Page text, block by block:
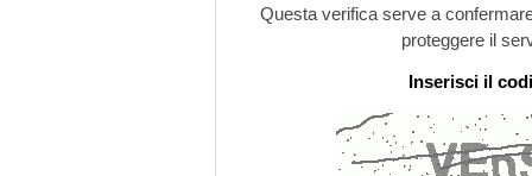
Questa verifica serve a
proteggere il
Inserisci il